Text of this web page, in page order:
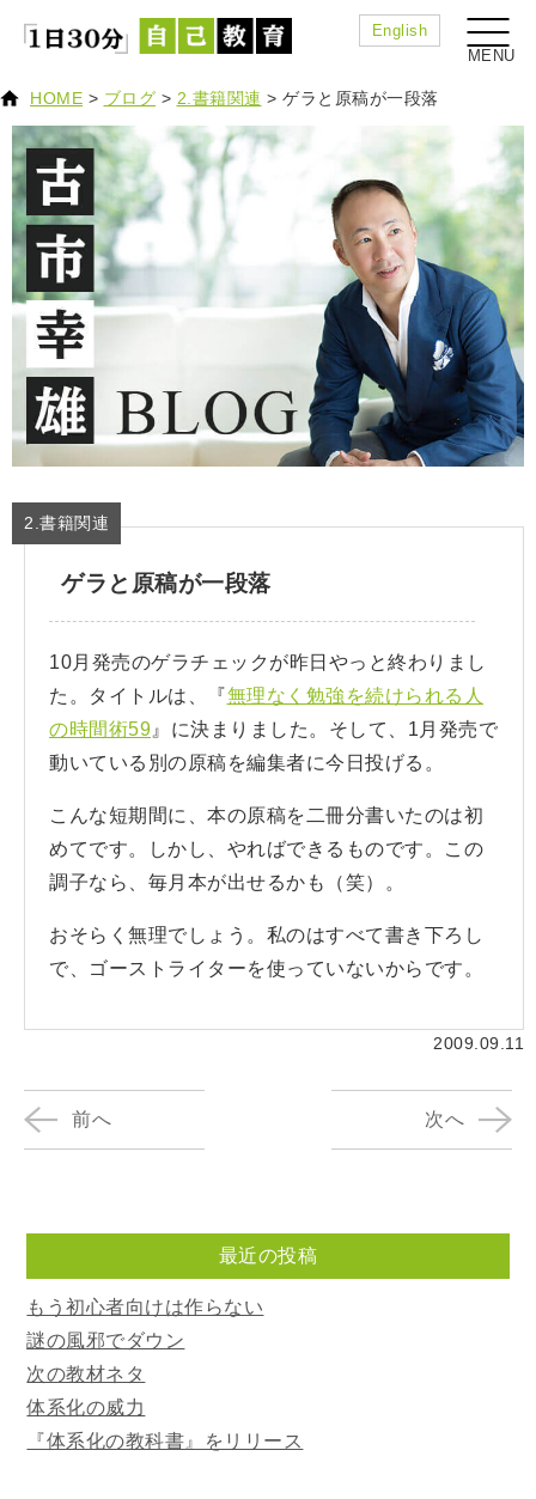
English
HOME > ブログ > 2.書籍関連 > ゲラと原稿が一段落
2.書籍関連
ゲラと原稿が一段落
10月発売のゲラチェックが昨日やっと終わりまし
た。タイトルは、『無理なく勉強を続けられる人
の時間術59 』に決まりました。そして、1月発売で
動いている別の原稿を編集者に今日投げる。
こんな短期間に、本の原稿を二冊分書いたのは初
めてです。しかし、やればできるものです。この
調子なら、毎月本が出せるかも（笑）。
おそらく無理でしょう。私のはすべて書き下ろし
で、ゴーストライターを使っていないからです。
2009.09.11
前へ 次へ
最近の投稿
もう初心者向けは作らない
謎の風邪でダウン
次の教材ネタ
体系化の威力
『体系化の教科書』をリリース